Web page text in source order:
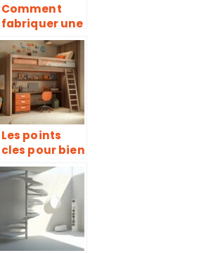
Comment
fabriquer une
tête de lit
capitonnée
personnalisé
e : les secrets
d’une finition
parfaite
Les points
cles pour bien
choisir un lit-
bureau en
mezzanine
qui grandira
avec votre
enfant